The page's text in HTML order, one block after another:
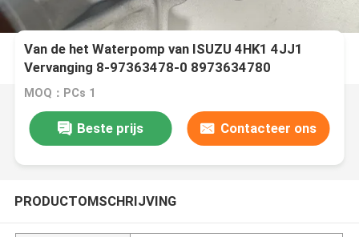
Van de het Waterpomp van ISUZU 4HK1 4JJ1
Vervanging 8-97363478-0 8973634780
MOQ：PCs 1
Beste prijs Contacteer ons
PRODUCTOMSCHRIJVING